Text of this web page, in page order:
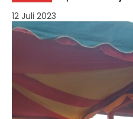
12 Juli 2023